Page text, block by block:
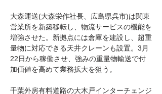
大森運送(大森栄作社長、広島県呉市)は関東
営業所を新築移転し、物流サービスの機能を
増強させた。新拠点には倉庫を建設し、超重
量物に対応できる天井クレーンも設置。3月
22日から稼働させ、強みの重量物輸送で付
加価値を高めて業務拡大を狙う。
千葉外房有料道路の大木戸インターチェンジ